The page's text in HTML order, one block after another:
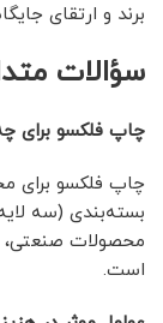
برند و ارتقای
سؤالات
چاپ فلکسو برای
چاپ فلکسو برای
بسته‌بندی (سه
محصولات صنعتی،
است.